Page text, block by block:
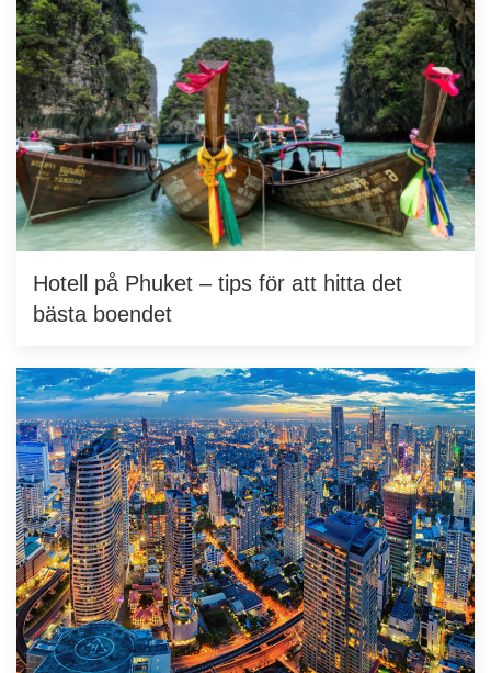
Hotell på Phuket – tips för att hitta det
bästa boendet